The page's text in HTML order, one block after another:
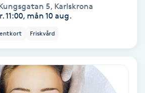
5, Karlskrona
11:00, mån 10 aug.
Friskvård